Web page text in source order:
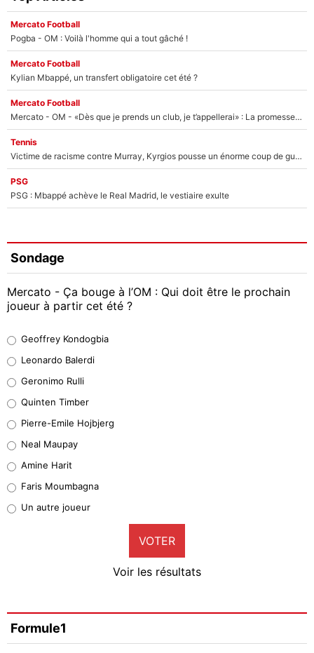
Mercato Football
Pogba - OM : Voilà l'homme qui a tout gâché !
Mercato Football
Kylian Mbappé, un transfert obligatoire cet été ?
Mercato Football
Mercato - OM - «Dès que je prends un club, je t’appellerai» : La promesse de Marcelino au moment de claquer la porte
Tennis
Victime de racisme contre Murray, Kyrgios pousse un énorme coup de gueule !
PSG
PSG : Mbappé achève le Real Madrid, le vestiaire exulte
Sondage
Mercato - Ça bouge à l’OM : Qui doit être le prochain
joueur à partir cet été ?
38%
32%
4%
1%
9%
Faris Moumbagna
4%
Geoffrey Kondogbia
Leonardo Balerdi
Geronimo Rulli
Quinten Timber
Pierre-Emile Hojbjerg
Neal Maupay
Amine Harit
Faris Moumbagna
Un autre joueur
VOTER
Voir les résultats
Formule1